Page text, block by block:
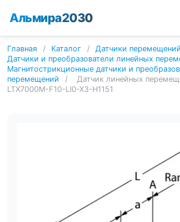
Альмира2030
Главная / Каталог / Датчики
Датчики и преобразователи линейных
Магнитострикционные датчики и
перемещений
/
Датчик линейных
LTX7000M-F10-LI0-X3-H1151